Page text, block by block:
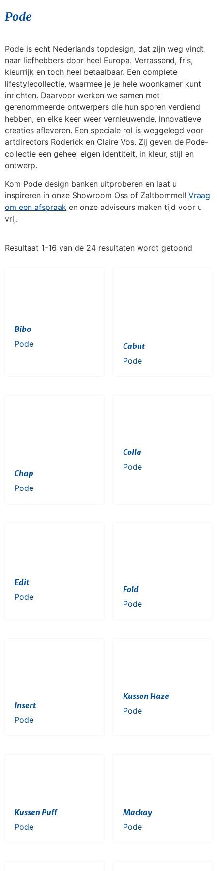
Pode
Pode is echt Nederlands topdesign, dat zijn weg vindt
naar liefhebbers door heel Europa. Verrassend, fris,
kleurrijk en toch heel betaalbaar. Een complete
lifestylecollectie, waarmee je je hele woonkamer kunt
inrichten. Daarvoor werken we samen met
gerenommeerde ontwerpers die hun sporen verdiend
hebben, en elke keer weer vernieuwende, innovatieve
creaties afleveren. Een speciale rol is weggelegd voor
artdirectors Roderick en Claire Vos. Zij geven de Pode-
collectie een geheel eigen identiteit, in kleur, stijl en
ontwerp.
Kom Pode design banken uitproberen en laat u
inspireren in onze Showroom Oss of Zaltbommel! Vraag
om een afspraak en onze adviseurs maken tijd voor u
vrij.
Resultaat 1–16 van de 24 resultaten wordt getoond
Bibo
Pode
Cabut
Pode
Chap
Pode
Colla
Pode
Edit
Pode
Fold
Pode
Insert
Pode
Kussen Haze
Pode
Kussen Puff
Pode
Mackay
Pode